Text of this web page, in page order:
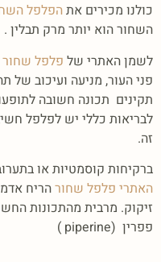
כולנו מכירים אתהפלפל
השחור הוא יותר מרק תבלין .
לשמן האתרי של פלפל שחור
פני העור, מניעה ועיכוב של
תקינים תכונה חשובה
לבריאות כללי יש לפלפל
זה.
ברקיחות קוסמטיות או
האתרי פלפל שחורהריח
זיקוק. מרבית מהתכונות
פפרין (piperine )